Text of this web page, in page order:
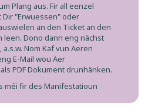
Plang aus. Fir all eenzel
Dir "Erwuessen" oder
an den Ticket an den
leen. Dono dann eng nächst
Nom Kaf vun Aeren
E-Mail wou Aer
PDF Dokument drunhänken.
méi fir des Manifestatioun